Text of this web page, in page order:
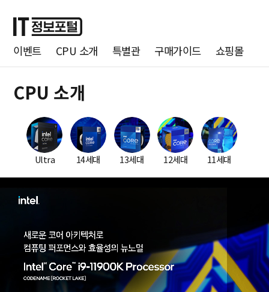
이벤트 CPU 소개 특별관 구매가이드 쇼핑몰
CPU 소개
Ultra 14세대 13세대 12세대 11세대